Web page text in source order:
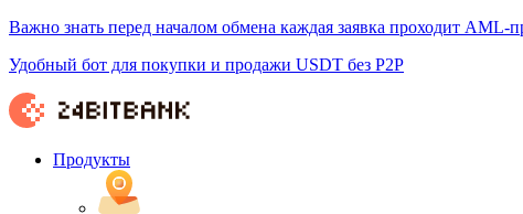
Важно знать перед началом обмена каждая заявка проходит
Удобный бот для покупки и продажи USDT без P2P
Продукты